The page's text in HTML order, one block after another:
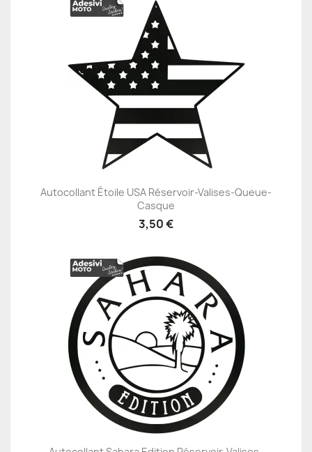
Autocollant Étoile USA Réservoir-Valises-Queue-
Casque
3,50 €